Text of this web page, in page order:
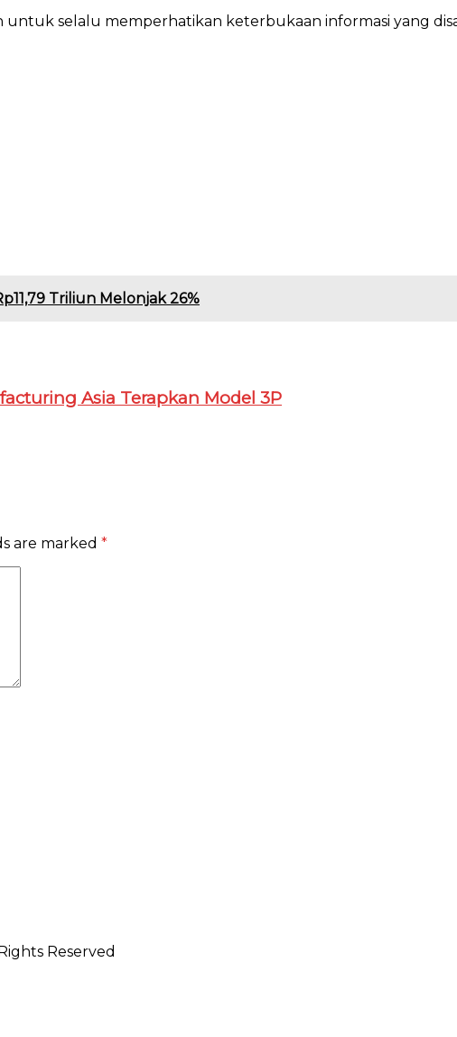
selalu memperhatikan keterbukaan informasi yang
Triliun Melonjak 26%
Asia Terapkan Model 3P
are marked *
Reserved